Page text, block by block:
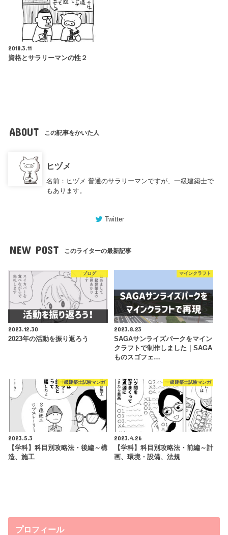
2018.3.11
資格とサラリーマンの性２
ABOUT この記事をかいた人
ヒヅメ
名前：ヒヅメ 普通のサラリーマンですが、一級建築士で
もあります。
Twitter
NEW POST このライターの最新記事
ブログ
2023.12.30
2023年の活動を振り返ろう
マインクラフト
2023.8.23
SAGAサンライズパークをマイン
クラフトで制作しました｜SAGA
ものスゴフェ…
一級建築士試験マンガ
2023.5.3
【学科】科目別攻略法・後編～構
造、施工
一級建築士試験マンガ
2023.4.26
【学科】科目別攻略法・前編～計
画、環境・設備、法規
プロフィール